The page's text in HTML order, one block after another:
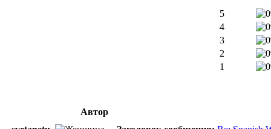
5
4
3
2
1
Автор